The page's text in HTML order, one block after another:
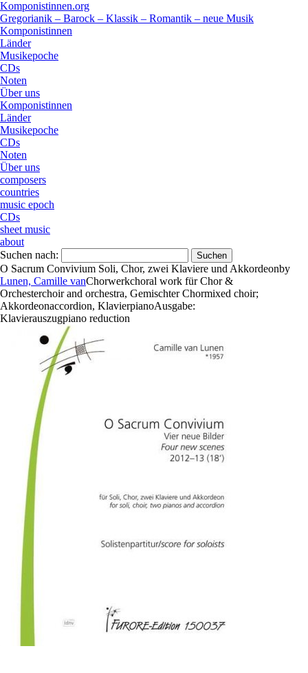
Komponistinnen.org
Gregorianik – Barock – Klassik – Romantik – neue Musik
Komponistinnen
Länder
Musikepoche
CDs
Noten
Über uns
Komponistinnen
Länder
Musikepoche
CDs
Noten
Über uns
composers
countries
music epoch
CDs
sheet music
about
Suchen nach:
O Sacrum Convivium Soli, Chor, zwei Klaviere und Akkordeonby
Lunen, Camille vanChorwerkchoral work fürChor &
Orchesterchoir and orchestra, Gemischter Chormixed choir;
Akkordeonaccordion, KlavierpianoAusgabe:
Klavierauszugpiano reduction